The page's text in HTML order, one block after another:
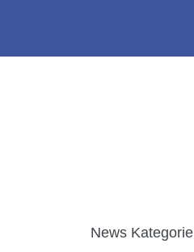
News Kategorie